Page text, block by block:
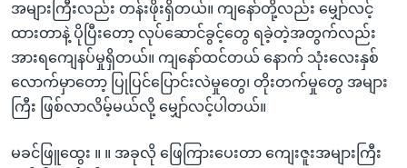
အများကြီးလည်း တန်းဖိုးရှိတယ်။ ကျနော်တို့လည်း မျှော်လင့်
ထားတာနဲ့ ပိုပြီးတော့ လုပ်ဆောင်ခွင့်တွေ ရခဲ့တဲ့အတွက်လည်း
အားရကျေနပ်မှုရှိတယ်။ ကျနော်ထင်တယ် နောက် သုံးလေးနှစ်
လောက်မှာတော့ ပြုပြင်ပြောင်းလဲမှုတွေ၊ တိုးတက်မှုတွေ အများ
ကြီး ဖြစ်လာလိမ့်မယ်လို့ မျှော်လင့်ပါတယ်။
မခင်ဖြူထွေး ။ ။ အခုလို ဖြေကြားပေးတာ ကျေးဇူးအများကြီး